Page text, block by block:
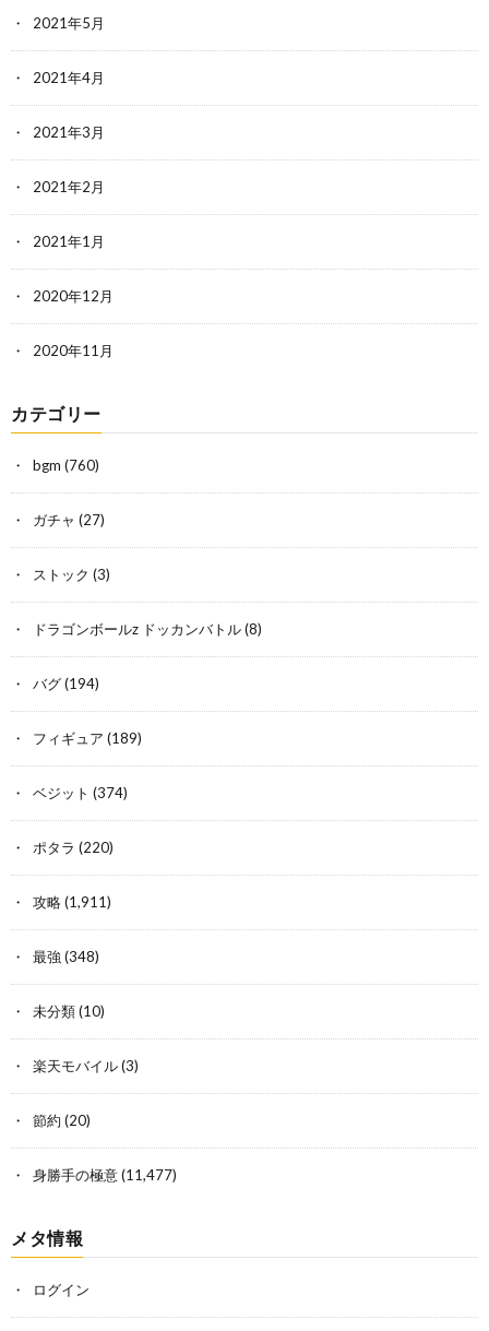
2021年5月
2021年4月
2021年3月
2021年2月
2021年1月
2020年12月
2020年11月
カテゴリー
bgm (760)
ガチャ (27)
ストック (3)
ドラゴンボールz ドッカンバトル(8)
バグ(194)
フィギュア (189)
ベジット (374)
ポタラ (220)
攻略(1,911)
最強 (348)
未分類(10)
楽天モバイル(3)
節約 (20)
身勝手の極意(11,477)
メタ情報
ログイン